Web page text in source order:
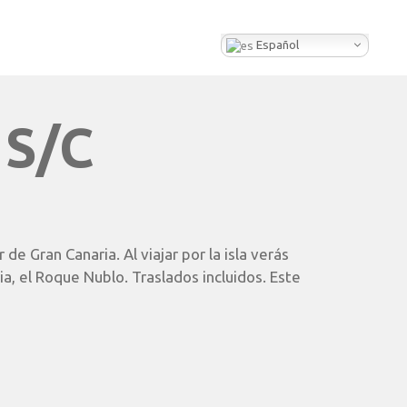
Español
C
Gran Canaria. Al viajar por la isla verás
el Roque Nublo. Traslados incluidos. Este